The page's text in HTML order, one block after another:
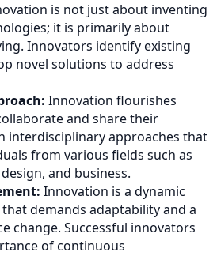
is not just about inventing
it is primarily about
Innovators identify existing
novel solutions to address
Innovation flourishes
and share their
interdisciplinary approaches that
from various fields such as
and business.
Innovation is a dynamic
demands adaptability and a
change. Successful innovators
of continuous